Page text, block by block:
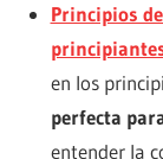
Principios
en los
perfecta
entender la